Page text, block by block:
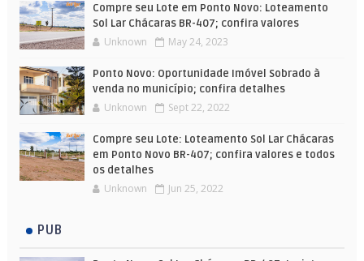
Compre seu Lote em Ponto Novo: Loteamento
Sol Lar Chácaras BR-407; confira valores
Unknown May 24, 2023
Ponto Novo: Oportunidade Imóvel Sobrado à
venda no município; confira detalhes
Unknown Sept 22, 2022
Compre seu Lote: Loteamento Sol Lar Chácaras
em Ponto Novo BR-407; confira valores e todos
os detalhes
Unknown Jun 25, 2022
PUB